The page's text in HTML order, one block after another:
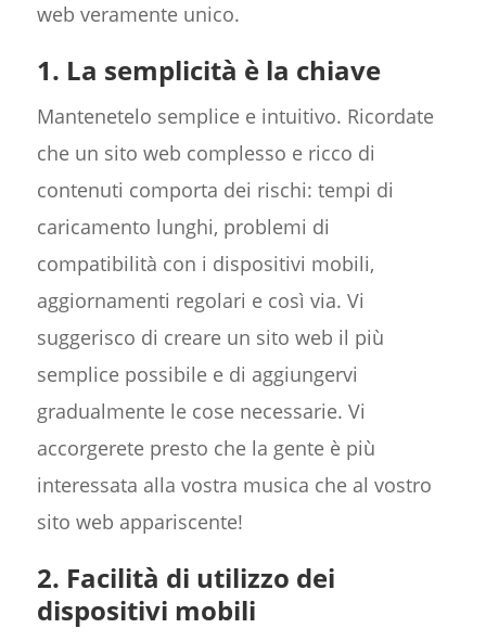
web veramente unico.
1. La semplicità è la chiave
Mantenetelo semplice e intuitivo. Ricordate
che un sito web complesso e ricco di
contenuti comporta dei rischi: tempi di
caricamento lunghi, problemi di
compatibilità con i dispositivi mobili,
aggiornamenti regolari e così via. Vi
suggerisco di creare un sito web il più
semplice possibile e di aggiungervi
gradualmente le cose necessarie. Vi
accorgerete presto che la gente è più
interessata alla vostra musica che al vostro
sito web appariscente!
2. Facilità di utilizzo dei
dispositivi mobili